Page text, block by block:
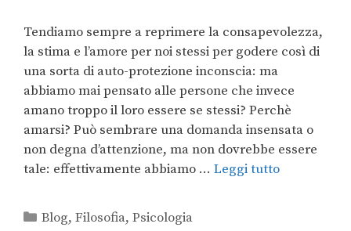
Tendiamo sempre a reprimere la consapevolezza,
la stima e l’amore per noi stessi per godere così di
una sorta di auto-protezione inconscia: ma
abbiamo mai pensato alle persone che invece
amano troppo il loro essere se stessi? Perchè
amarsi? Può sembrare una domanda insensata o
non degna d’attenzione, ma non dovrebbe essere
tale: effettivamente abbiamo … Leggi tutto
Blog,Filosofia,Psicologia